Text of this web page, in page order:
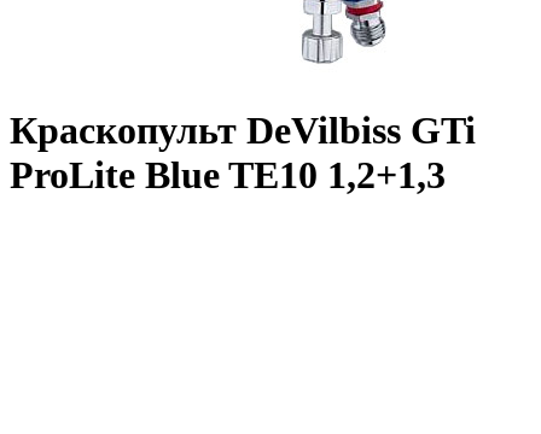
Краскопульт DeVilbiss GTi
ProLite Blue TE10 1,2+1,3